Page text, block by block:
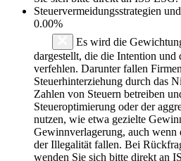
Steuervermeidungsstrategien
0.00%
Es wird die
dargestellt, die die Intention und
verfehlen. Darunter fallen
Steuerhinterziehung durch das
Zahlen von Steuern betreiben
Steueroptimierung oder der
nutzen, wie etwa gezielte
Gewinnverlagerung, auch wenn
der Illegalität fallen. Bei
wenden Sie sich bitte direkt an